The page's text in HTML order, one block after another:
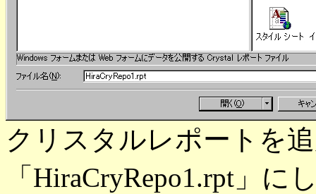
クリスタルレポートを
「HiraCryRepo1.rpt」